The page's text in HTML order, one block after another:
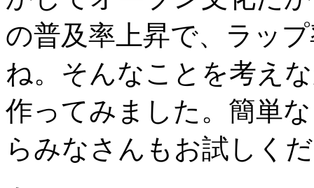
の普及率上昇で、ラッ
ね。そんなことを考え
作ってみました。簡単
らみなさんもお試しく